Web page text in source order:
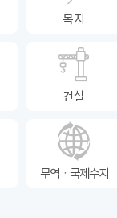
복지
건설
무역ㆍ국제수지